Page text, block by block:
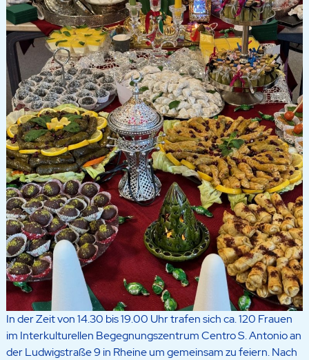
In der Zeit von 14.30 bis 19.00 Uhr trafen sich ca. 120 Frauen
im Interkulturellen Begegnungszentrum Centro S. Antonio an
der Ludwigstraße 9 in Rheine um gemeinsam zu feiern. Nach